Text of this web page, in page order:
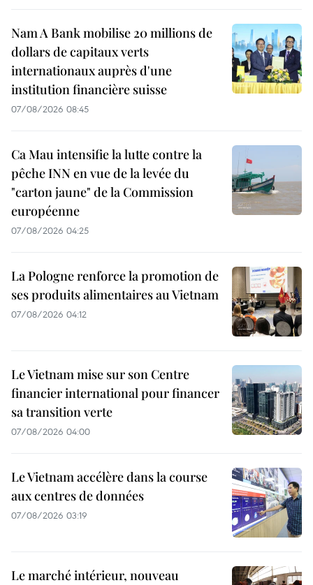
Nam A Bank mobilise 20 millions de
dollars de capitaux verts
internationaux auprès d'une
institution financière suisse
07/08/2026 08:45
Ca Mau intensifie la lutte contre la
pêche INN en vue de la levée du
"carton jaune" de la Commission
européenne
07/08/2026 04:25
La Pologne renforce la promotion de
ses produits alimentaires au Vietnam
07/08/2026 04:12
Le Vietnam mise sur son Centre
financier international pour financer
sa transition verte
07/08/2026 04:00
Le Vietnam accélère dans la course
aux centres de données
07/08/2026 03:19
Le marché intérieur, nouveau